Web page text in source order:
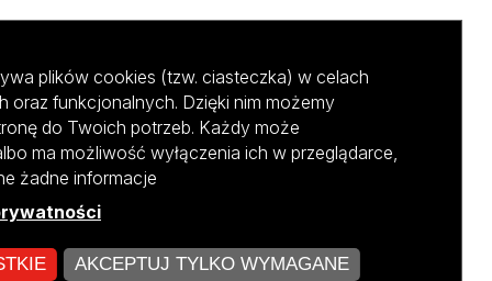
plików cookies (tzw. ciasteczka) w celach
funkcjonalnych. Dzięki nim możemy
do Twoich potrzeb. Każdy może
ma możliwość wyłączenia ich w przeglądarce,
żadne informacje
AKCEPTUJ TYLKO WYMAGANE